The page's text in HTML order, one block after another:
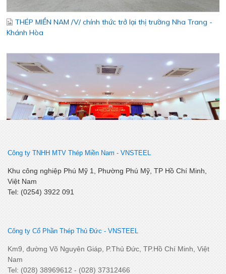
Miền Tây Nam Bộ
Công ty TNHH MTV Thép Miền Nam - VNSTEEL
Khu công nghiệp Phú Mỹ 1, Phường Phú Mỹ, TP Hồ Chí Minh,
Việt Nam
Tel: (0254) 3922 091
Công ty Cổ Phần Thép Thủ Đức - VNSTEEL
Km9, đường Võ Nguyên Giáp, P.Thủ Đức, TP.Hồ Chí Minh, Việt
Nam
Tel: (028) 38969612 - (028) 37312466